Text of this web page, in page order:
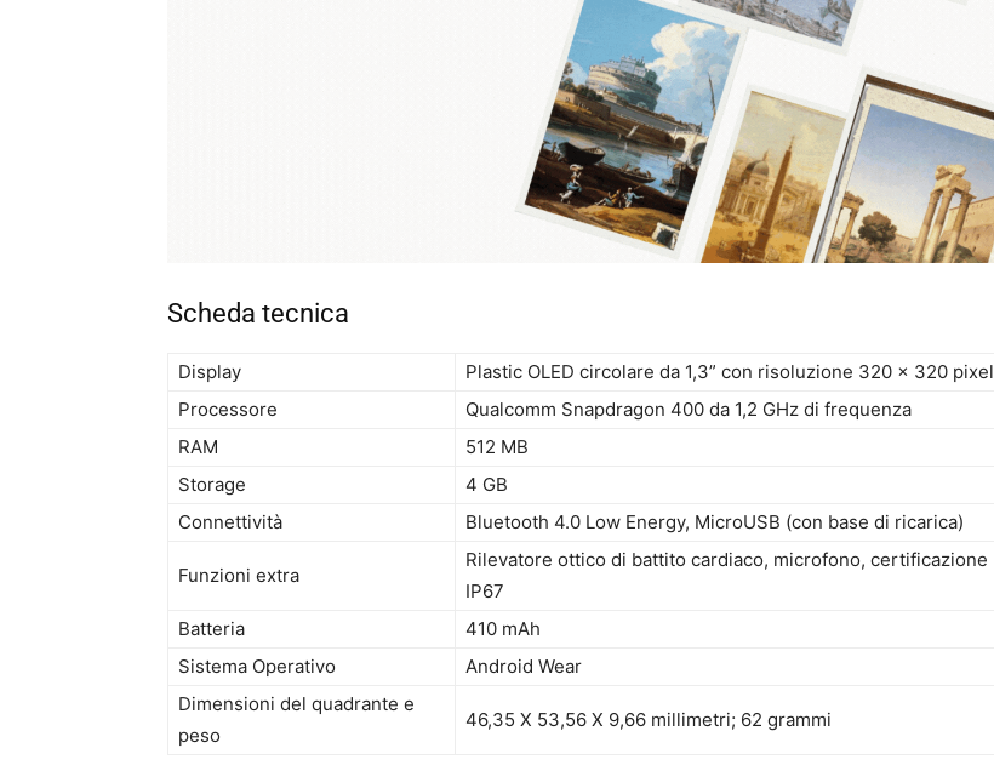
Scheda tecnica
Display
Plastic OLED circolare da 1,3” con risoluzione 320 x 320 pixel
Processore
Qualcomm Snapdragon 400 da 1,2 GHz di frequenza
RAM
512 MB
Storage
4 GB
Connettività
Bluetooth 4.0 Low Energy, MicroUSB (con base di ricarica)
Funzioni extra
Rilevatore ottico di battito cardiaco, microfono, certificazione
IP67
Batteria
410 mAh
Sistema Operativo
Android Wear
Dimensioni del quadrante e
peso
46,35 X 53,56 X 9,66 millimetri; 62 grammi